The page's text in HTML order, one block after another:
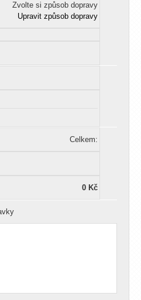
Zvolte si způsob dopravy
Upravit způsob dopravy
Celkem:
0 Kč